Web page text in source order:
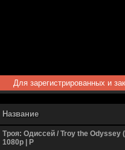
Для зарегистрированных и
Название
Троя: Одиссей / Troy the Odyssey
1080p | P